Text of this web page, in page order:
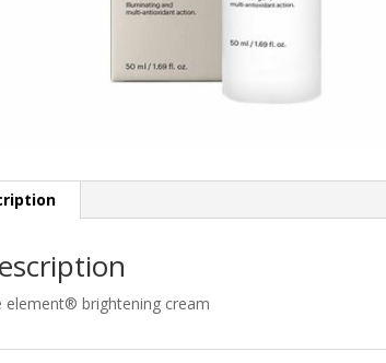
element® brightening cream